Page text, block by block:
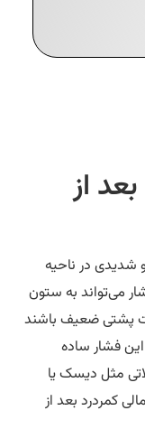
از
در ناحیه
به ستون
ضعیف باشند
ساده
دیسک یا
بعد از